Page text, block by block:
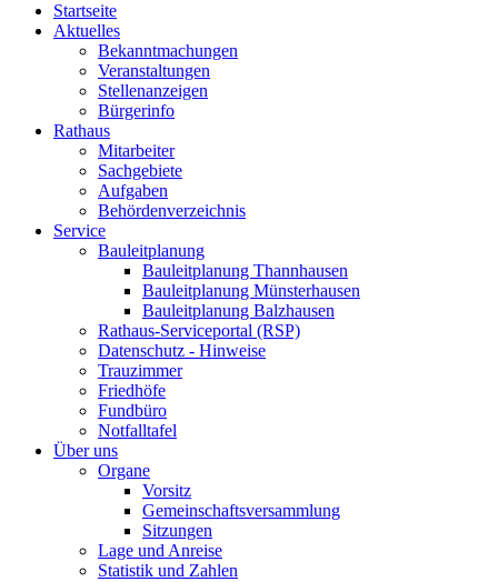
Startseite
Aktuelles
Bekanntmachungen
Veranstaltungen
Stellenanzeigen
Bürgerinfo
Rathaus
Mitarbeiter
Sachgebiete
Aufgaben
Behördenverzeichnis
Service
Bauleitplanung
Bauleitplanung Thannhausen
Bauleitplanung Münsterhausen
Bauleitplanung Balzhausen
Rathaus-Serviceportal (RSP)
Datenschutz - Hinweise
Trauzimmer
Friedhöfe
Fundbüro
Notfalltafel
Über uns
Organe
Vorsitz
Gemeinschaftsversammlung
Sitzungen
Lage und Anreise
Statistik und Zahlen